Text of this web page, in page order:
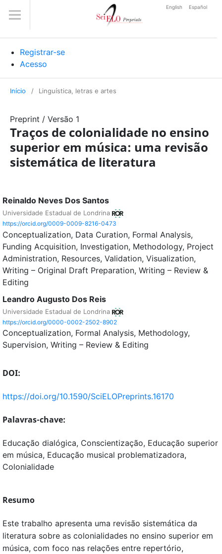
Registrar-se
Acesso
English Español
Início / Linguística, letras e artes
Preprint / Versão 1
Traços de colonialidade no ensino
superior em música: uma revisão
sistemática de literatura
Reinaldo Neves Dos Santos
Universidade Estadual de Londrina
https://orcid.org/0009-0009-8216-0473
Conceptualization Data Curation Formal Analysis
Funding Acquisition Investigation Methodology Project
Administration Resources Validation Visualization
Writing – Original Draft Preparation Writing – Review &
Editing
Leandro Augusto Dos Reis
Universidade Estadual de Londrina
https://orcid.org/0000-0002-2502-8902
Conceptualization Formal Analysis Methodology
Supervision Writing – Review & Editing
DOI:
https://doi.org/10.1590/SciELOPreprints.16170
Palavras-chave:
Educação dialógica, Conscientização, Educação superior
em música, Educação musical problematizadora,
Colonialidade
Resumo
Este trabalho apresenta uma revisão sistemática da
literatura sobre as colonialidades no ensino superior em
música, com foco nas relações entre repertório,